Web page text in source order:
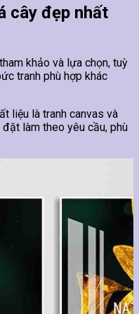
cây đẹp nhất
khảo và lựa chọn, tuỳ
tranh phù hợp khác
liệu là tranh canvas và
làm theo yêu cầu, phù